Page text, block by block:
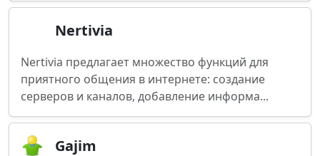
Nertivia
Nertivia предлагает множество функций для
приятного общения в интернете: создание
серверов и каналов, добавление информа...
Gajim